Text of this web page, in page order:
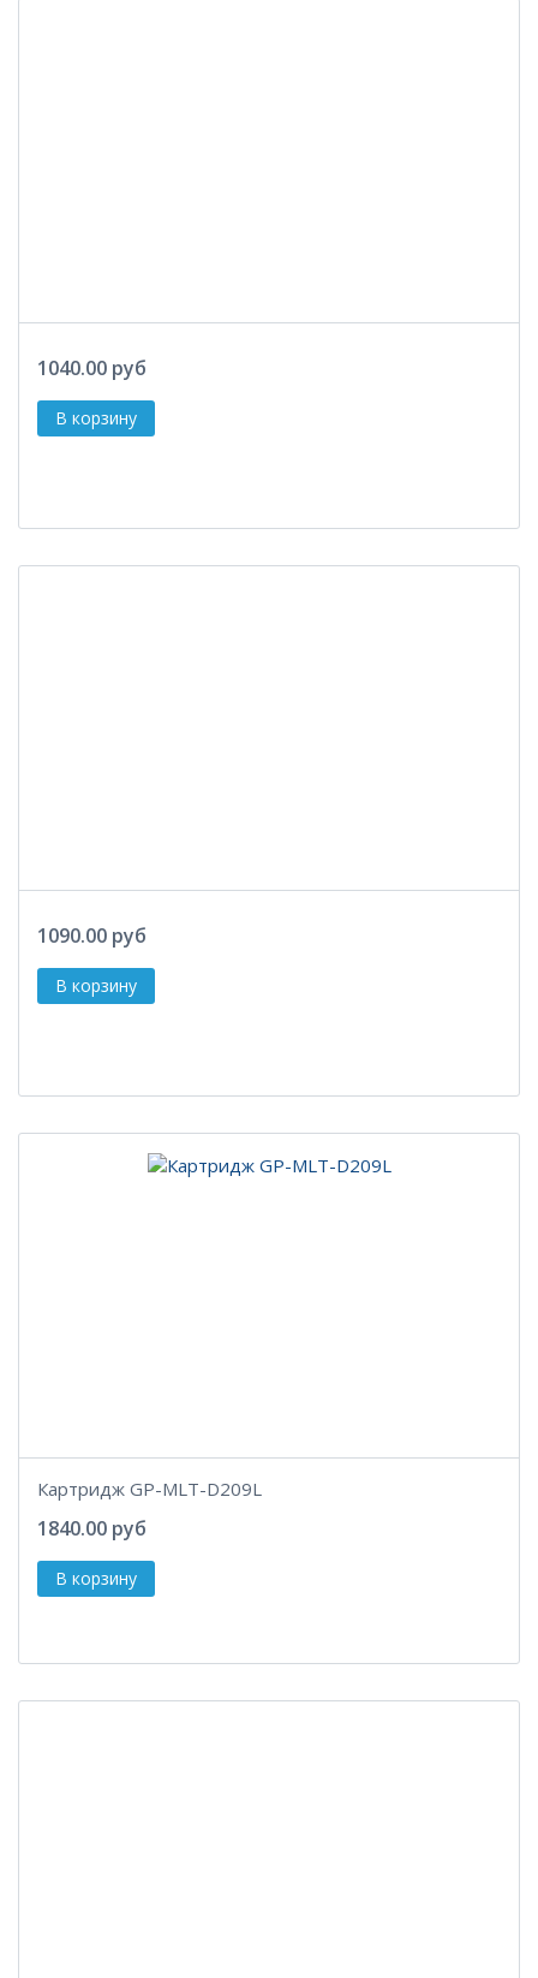
1040.00 руб
1090.00 руб
Картридж GP-MLT-D209L
1840.00 руб